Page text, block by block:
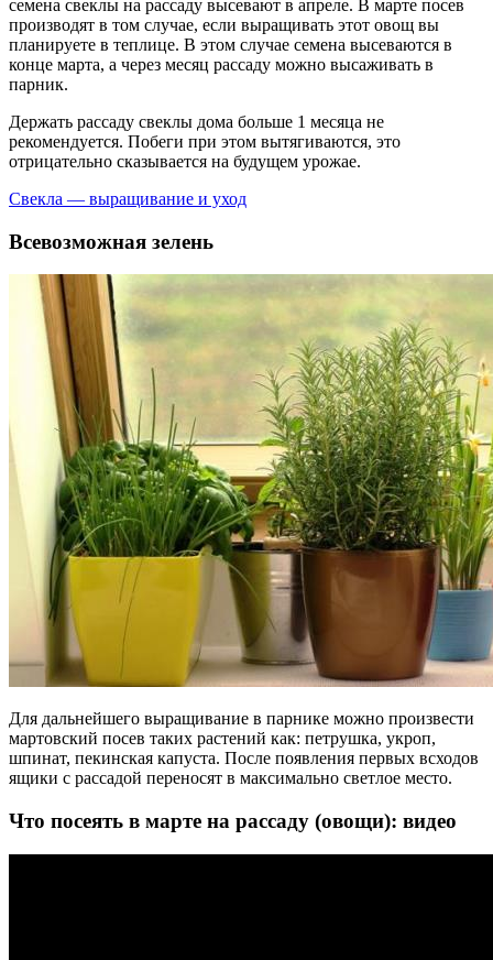
семена свеклы на рассаду высевают в апреле. В марте посев
производят в том случае, если выращивать этот овощ вы
планируете в теплице. В этом случае семена высеваются в
конце марта, а через месяц рассаду можно высаживать в
парник.
Держать рассаду свеклы дома больше 1 месяца не
рекомендуется. Побеги при этом вытягиваются, это
отрицательно сказывается на будущем урожае.
Свекла — выращивание и уход
Всевозможная зелень
Для дальнейшего выращивание в парнике можно произвести
мартовский посев таких растений как: петрушка, укроп,
шпинат, пекинская капуста. После появления первых всходов
ящики с рассадой переносят в максимально светлое место.
Что посеять в марте на рассаду (овощи): видео